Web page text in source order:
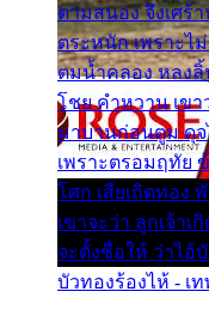
ตามสนอง จึงเศร้
ตระหนัก เพราะไ
ตมน้ำคลอง หลงลิ้
โชย คำหวาน เข
มาบานก่อนตูม ดุจ
เพราะตรอมฤทัย
โศก เสียเถิดทอง
เขาจะว่า ลูกเจ้า
จะตั้งชื่อให้ ว่าไอ้
บัวทองร้องไห้ - เ